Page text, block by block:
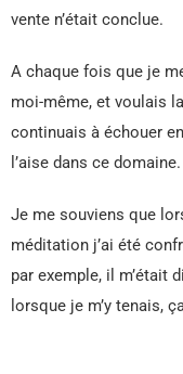
vente n’était conclue.
A chaque fois que je
moi-même, et voulais
continuais à échouer
l’aise dans ce domaine.
Je me souviens que
méditation j’ai été
par exemple, il m’était
lorsque je m’y tenais,